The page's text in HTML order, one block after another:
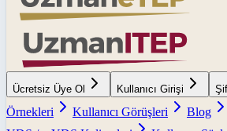
Ücretsiz Üye Ol Kullanıcı Girişi
Örnekleri
Kullanıcı Görüşleri Blog